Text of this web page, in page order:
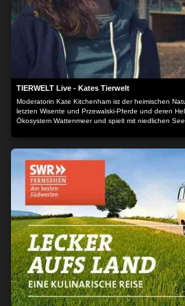
TIERWELT Live - Kates Tierwelt
Moderatorin Kate Kitchenham ist der heimischen
letzten Wisente und Przewalski-Pferde und deren
Ökosystem Wattenmeer und spielt mit niedlichen
Heimat - und derer, die sie schützen.